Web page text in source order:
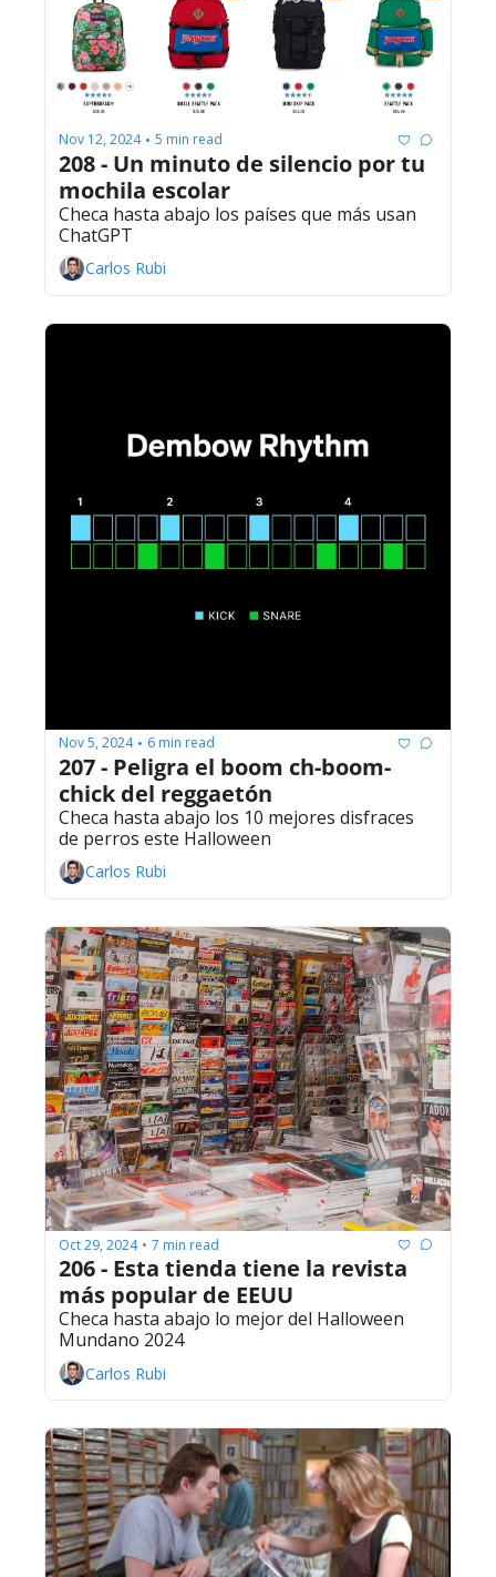
Nov 12, 2024 • 5 min read
208 - Un minuto de silencio por tu
mochila escolar
Checa hasta abajo los países que más usan
ChatGPT
Carlos Rubi
Nov 5, 2024 • 6 min read
207 - Peligra el boom ch-boom-
chick del reggaetón
Checa hasta abajo los 10 mejores disfraces
de perros este Halloween
Carlos Rubi
Oct 29, 2024 • 7 min read
206 - Esta tienda tiene la revista
más popular de EEUU
Checa hasta abajo lo mejor del Halloween
Mundano 2024
Carlos Rubi